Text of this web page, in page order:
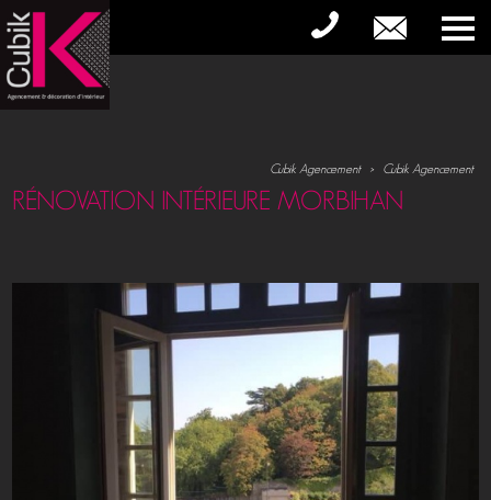
Cubik Agencement > Cubik Agencement
RÉNOVATION INTÉRIEURE MORBIHAN